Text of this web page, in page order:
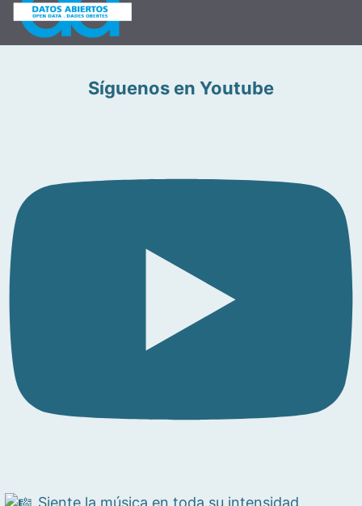
Síguenos en Youtube
Siente la música en toda su intensidad